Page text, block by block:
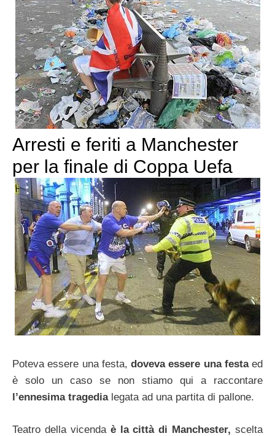
Arresti e feriti a Manchester
per la finale di Coppa Uefa
Poteva essere una festa, doveva essere una festaed
è solo un caso se non stiamo qui a raccontare
l’ennesima tragedialegata ad una partita di pallone.
Teatro della vicenda è la città di Manchester, scelta